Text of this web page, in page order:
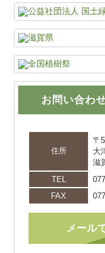
お問い合わ
住所
〒
大
滋
TEL
FAX
メール